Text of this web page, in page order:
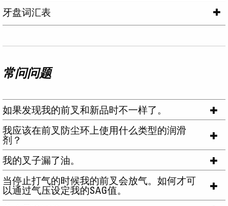
牙盘词汇表
常问问题
如果发现我的前叉和新品时不一样了。
我应该在前叉防尘环上使用什么类型的润滑
剂？
我的叉子漏了油。
当停止打气的时候我的前叉会放气。如何才可
以通过气压设定我的SAG值。